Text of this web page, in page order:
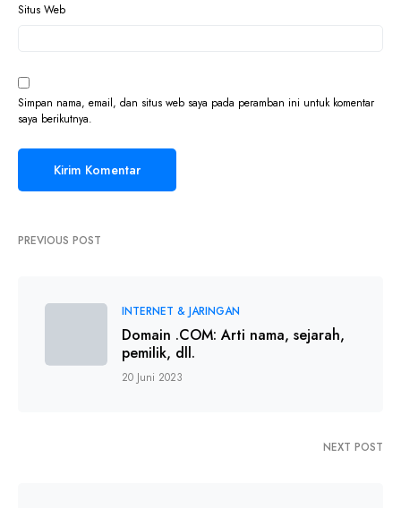
Situs Web
Simpan nama, email, dan situs web saya pada peramban ini untuk komentar
saya berikutnya.
PREVIOUS POST
INTERNET & JARINGAN
Domain .COM: Arti nama, sejarah,
pemilik, dll.
20 Juni 2023
NEXT POST